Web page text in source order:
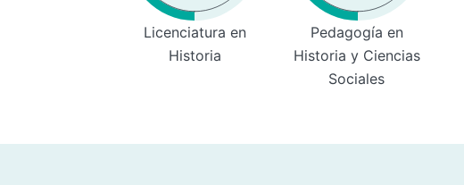
Licenciatura en
Historia
Pedagogía en
Historia y Ciencias
Sociales